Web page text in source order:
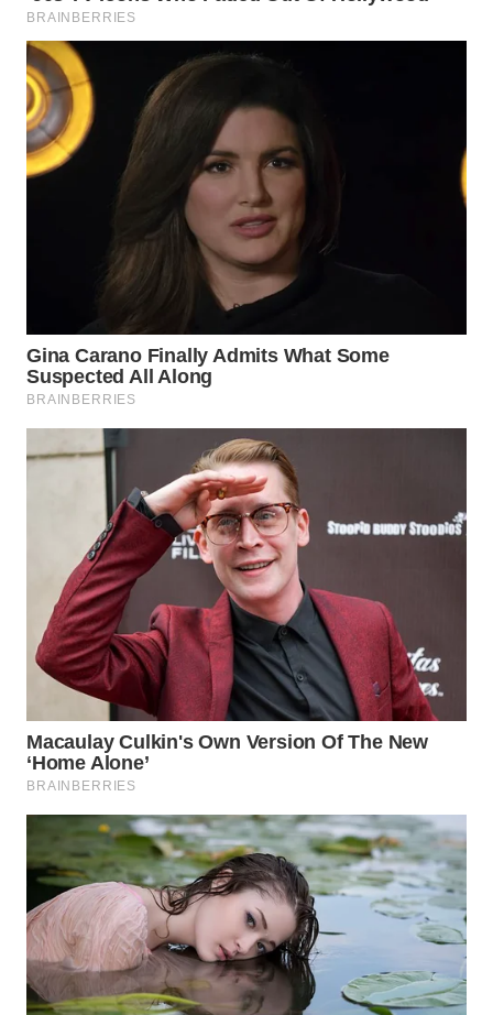
WN
INDRAMAYU
WN
KUNINGAN
WN
SUKABUMI
WN
PURWAKARTA
PRIANGAN
TIMUR
WN
SEMARANG
WN
SOLO
BOROBUDUR
WN
MADURA
WN
SURABAYA